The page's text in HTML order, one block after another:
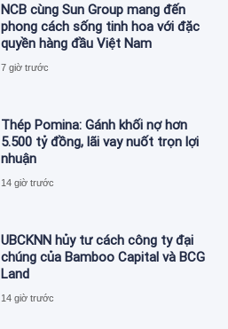
NCB cùng Sun Group mang đến
phong cách sống tinh hoa với đặc
quyền hàng đầu Việt Nam
7 giờ trước
Thép Pomina: Gánh khối nợ hơn
5.500 tỷ đồng, lãi vay nuốt trọn lợi
nhuận
14 giờ trước
UBCKNN hủy tư cách công ty đại
chúng của Bamboo Capital và BCG
Land
14 giờ trước